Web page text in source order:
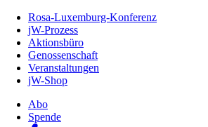
Inhalt
Seite
Rosa-Luxemburg-Konferenz
jW-Prozess
Aktionsbüro
Genossenschaft
Veranstaltungen
jW-Shop
Abo
Spende